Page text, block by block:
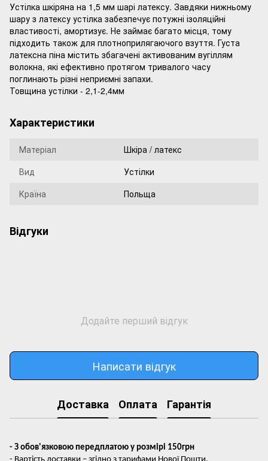
Устілка шкіряна на 1,5 мм шарі латексу. Завдяки нижньому
шару з латексу устілка забезпечує потужні ізоляційні
властивості, амортизує. Не займає багато місця, тому
підходить також для плотноприлягаючого взуття. Густа
латексна піна містить збагачені активованим вугіллям
волокна, які ефективно протягом тривалого часу
поглинають різні неприємні запахи.
Товщина устілки - 2,1-2,4мм
Характеристики
Матеріал
Шкіра / латекс
Вид
Устілки
Країна
Польща
Відгуки
Додайте перший відгук
Написати відгук
Доставка Оплата Гарантія
- З обов'язковою передплатою у розмірі 150грн